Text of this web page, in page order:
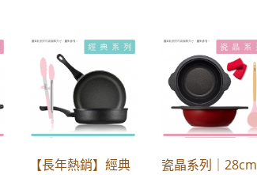
【長年熱銷】經典
瓷晶系列｜28cm